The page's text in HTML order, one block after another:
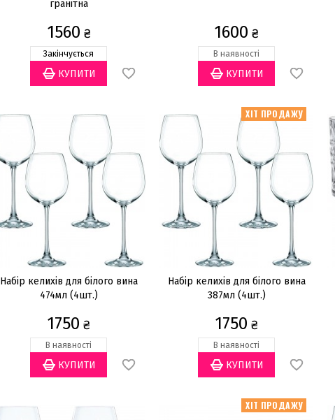
гранітна
1560 ₴
Закінчується
1600 ₴
В наявності
Набір келихів для білого вина
474мл (4шт.)
1750 ₴
В наявності
ХІТ ПРОДАЖУ
Набір келихів для білого вина
387мл (4шт.)
1750 ₴
В наявності
ХІТ ПРОДАЖУ